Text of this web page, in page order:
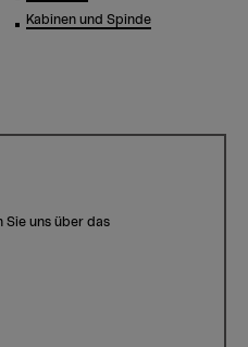
Kabinen und Spinde
Sie uns über das